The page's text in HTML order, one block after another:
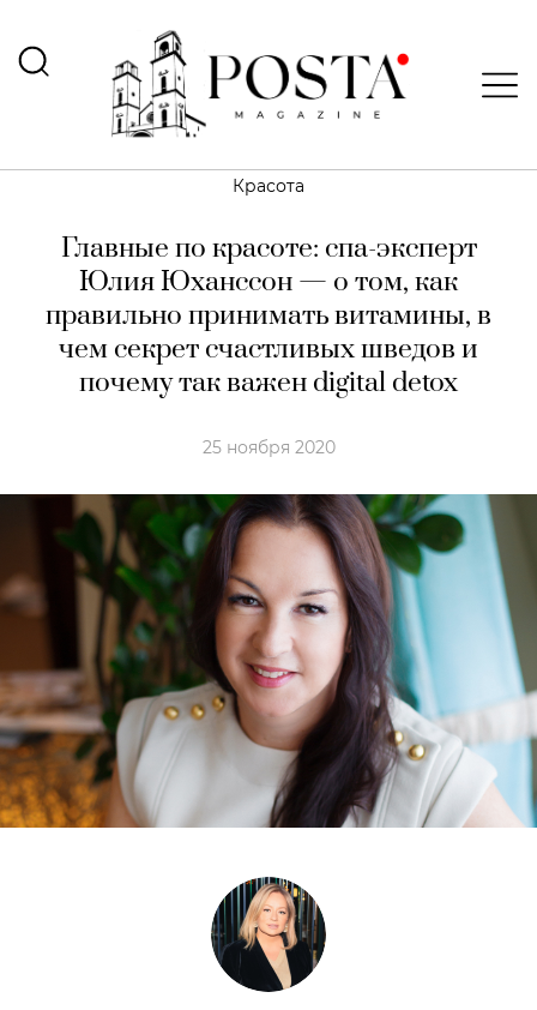
Красота
Главные по красоте: спа-эксперт
Юлия Юханссон — о том, как
правильно принимать витамины, в
чем секрет счастливых шведов и
почему так важен digital detox
25 ноября 2020